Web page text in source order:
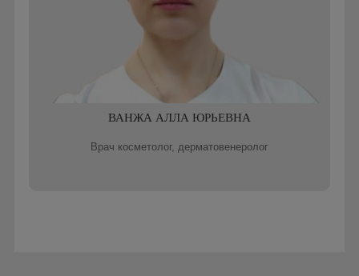
ВАНЖА АЛЛА ЮРЬЕВНА
Врач косметолог, дерматовенеролог